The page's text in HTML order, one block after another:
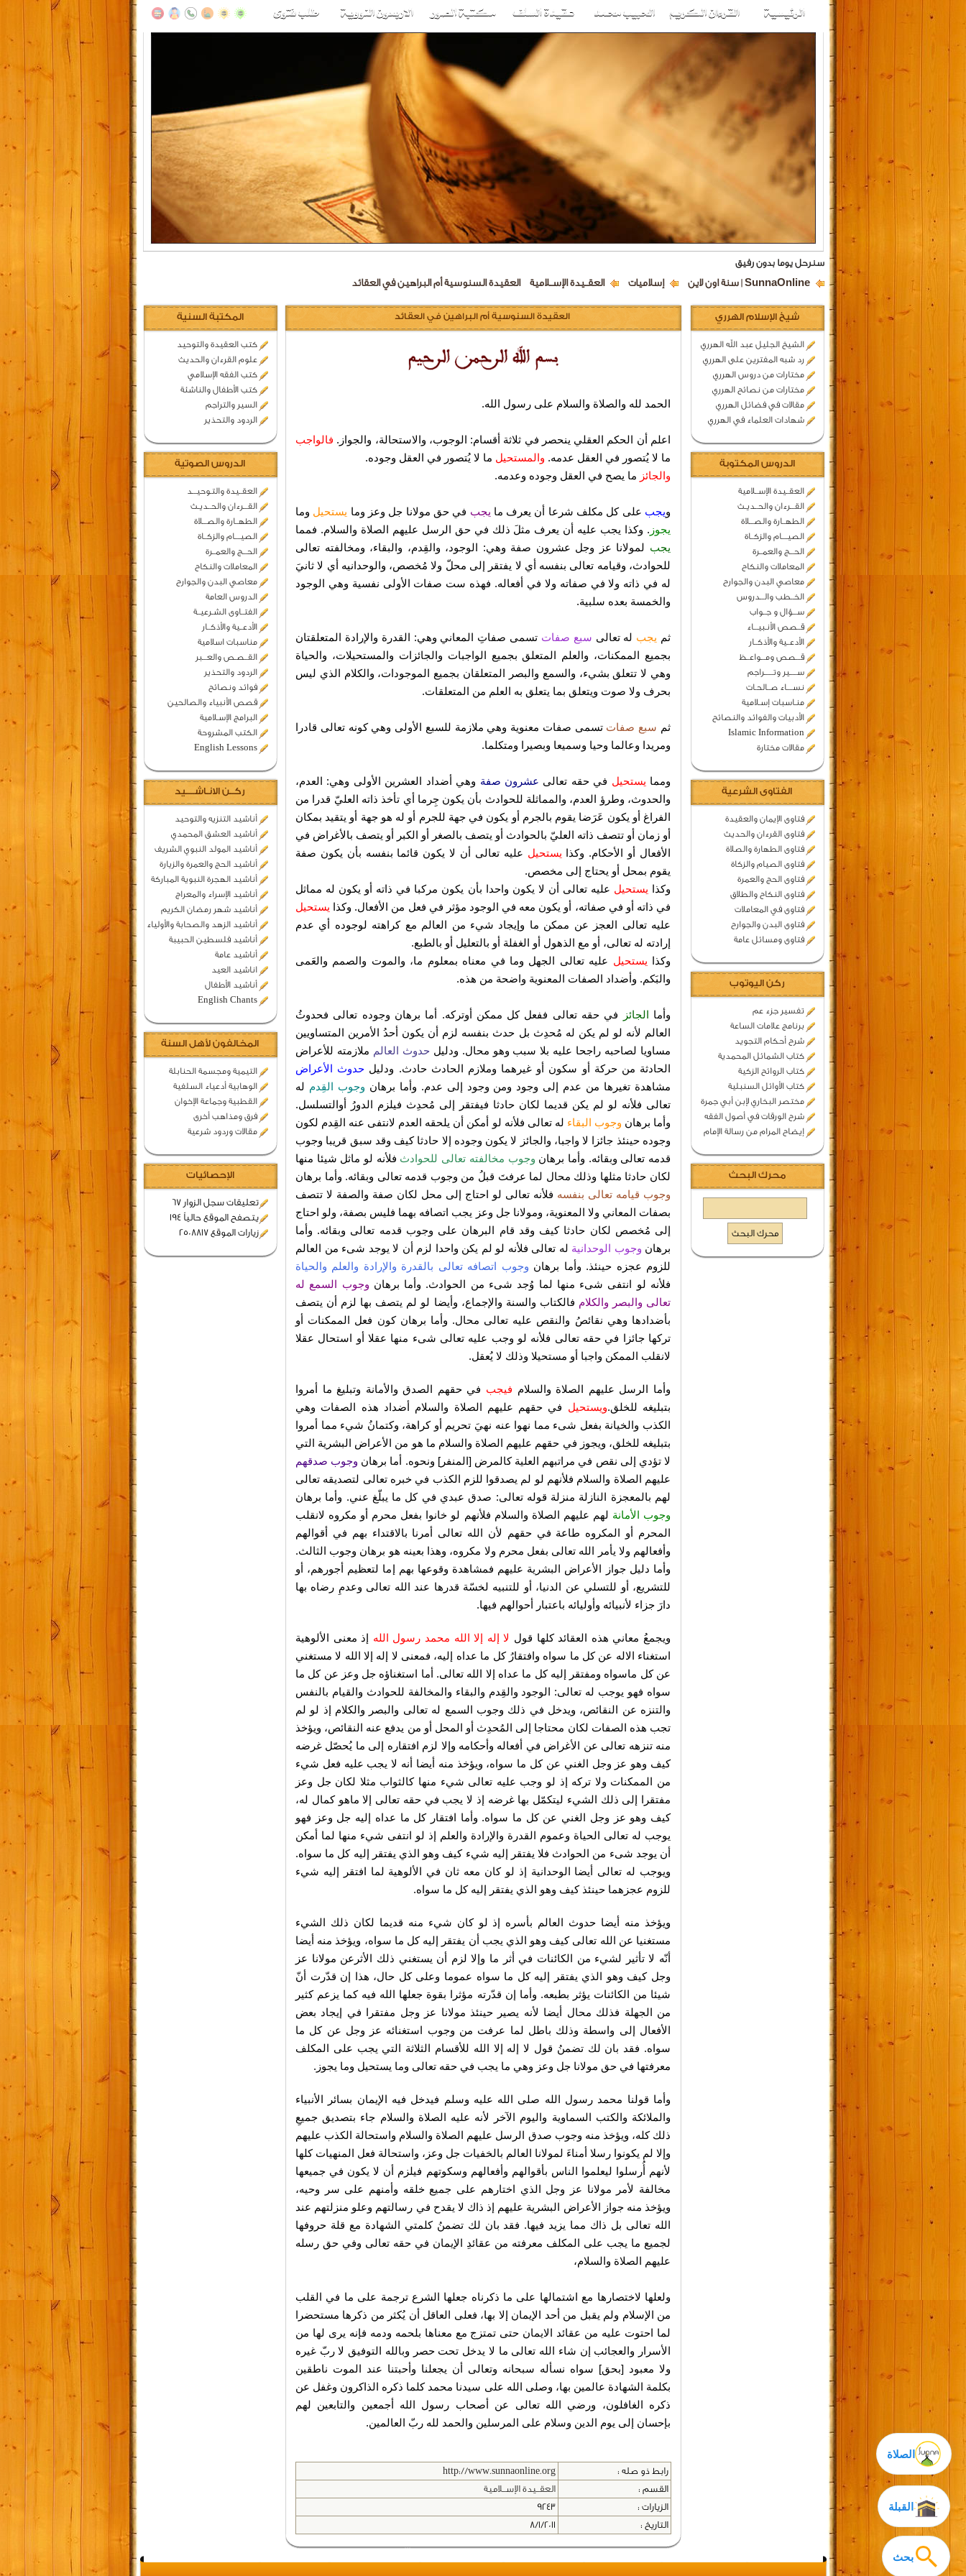
سنرحل يوما بدون رفيق
SunnaOnline | سنة اون لاين إسلاميات العقــيدة الإســلامية العقيدة السنوسية أم البراهين في العقائد
بحث
الصلاة
شيخ الإسلام الهرري
الشيخ الجليل عبد الله الهرري
رد شبه المفترين على الهرري
مختارات من دروس الهرري
مختارات من نصائح الهرري
مقالات في فضائل الهرري
شهادات العلماء في الهرري
الدروس المكتوبة
العقــيدة الإســلامية
القـــرءان والحــديـث
الطهــارة والصـــلاة
الصيــــام والزكــاة
الحـــج والعمــرة
المعاملات والنكاح
معاصي البدن والجوارح
الخــطب والـــدروس
ســـؤال و جــواب
قــصص الأنـبيـــاء
الأدعــية والأذكــار
قـــصص ومـــواعــظ
ســـــير وتــــــراجم
نســــاء صــالحـات
منـاسبات إسـلامية
الأدبيات والفوائد والنصائح
Islamic Information
مقالات مختارة
الفتاوى الشرعية
فتاوى الإيمان والعقيدة
فتاوى القرءان والحديث
فتاوى الطهارة والصلاة
فتاوى الصيام والزكاة
فتاوى الحج والعمرة
فتاوى النكاح والطلاق
فتاوى في المعاملات
فتاوى البدن والجوارح
فتاوى ومسائل عامة
ركن اليوتوب
تفسير جزء عم
برنامج علامات الساعة
شرح أحكام التجويد
كتاب الشمائل المحمدية
كتاب الروائح الزكية
كتاب الأوائل السنبلية
مختصر البخاري لإبن أبي جمرة
شرح الورقات في أصول الفقه
إيضاح المرام من رسالة الإمام
محرك البحث
القبلة
المكتبة السنية
كتب العقيدة والتوحيد
علوم القرءان والحديث
كتب الفقه الإسلامي
كتب الأطفال والناشئة
السير والتراجم
الردود والتحذير
الدروس الصوتية
العقــيدة والتـوحيـــد
القـــرءان والحــديـث
الطهــارة والصـــلاة
الصيــــام والزكــاة
الحـــج والعمــرة
المعاملات والنكاح
معاصي البدن والجوارح
الدروس العامة
الفتــاوى الشـرعيــة
الأدعــية والأذكــار
مناسبات اسلامية
القــصـص والعـــبر
الردود والتحذير
فوائد ونصائح
قصص الأنبياء والصالحين
البرامج الإسـلامية
الكتب المشروحة
English Lessons
ركــن الانـاشــــيد
أناشيد التنزيه والتوحيد
أناشيد العشق المحمدي
أناشيد المولد النبوي الشريف
أناشيد الحج والعمرة والزيارة
أناشيد الهجرة النبوية المباركة
أناشيد الإسراء والمعراج
أناشيد شهر رمضان الكريم
أناشيد الزهد والصحابة والأولياء
أناشيد فلسطين الحبيبة
أناشيد عامة
اناشيد العيد
أناشيد الأطفال
English Chants
المخالفون لأهل السنة
التيمية ومجسمة الحنابلة
الوهابية أدعياء السلفية
القطبية وجماعة الإخوان
فرق ومذاهب أخرى
مقالات وردود شرعية
الإحصائيات
تعليقات سجل الزوار 67
يتصفح الموقع حالياً 194
زيارات الموقع 2508817
العقيدة السنوسية أم البراهين في العقائد
الحمد لله والصلاة والسلام على رسول الله.
اعلم أن الحكم العقلي ينحصر في ثلاثة أقسام: الوجوب، والاستحالة، والجواز. فالواجب
ما لا يُتصور في العقل عدمه. والمستحيل ما لا يُتصور في العقل وجوده.
والجائز ما يصح في العقل وجوده وعدمه.
ويجب على كل مكلف شرعا أن يعرف ما يجب في حق مولانا جل وعز وما يستحيل وما
يجوز . وكذا يجب عليه أن يعرف مثلَ ذلك في حق الرسل عليهم الصلاة والسلام. فمما
يجب لمولانا عز وجل عشرون صفة وهي: الوجود، والقِدم، والبقاء، ومخالفته تعالى
للحوادث، وقيامه تعالى بنفسه أي لا يفتقر إلى محلّ ولا مُخصص، والوحدانيه أي لا ثانيَ
له في ذاته ولا في صفاته ولا في أفعاله. فهذه ست صفات الأولى نفسية وهي الوجود
والخمسة بعده سلبية.
ثم يجب له تعالى سبع صفات تسمى صفاتِ المعاني وهي: القدرة والإرادة المتعلقتان
بجميع الممكنات، والعلم المتعلق بجميع الواجبات والجائزات والمستحيلات، والحياة
وهي لا تتعلق بشيء، والسمع والبصر المتعلقان بجميع الموجودات، والكلام الذي ليس
بحرف ولا صوت ويتعلق بما يتعلق به العلم من المتعلقات.
ثم سبع صفات تسمى صفات معنوية وهي ملازمة للسبع الأولى وهي كونه تعالى قادرا
ومريدا وعالما وحيا وسميعا وبصيرا ومتكلما.
ومما يستحيل في حقه تعالى عشرون صفة وهي أضداد العشرين الأولى وهي: العدم،
والحدوث، وطرؤ العدم، والمماثلة للحوادث بأن يكون جِرما أي تأخذ ذاته العليّ قدرا من
الفراغ أو يكون عَرَضا يقوم بالجرم أو يكون في جهة للجرم أو له هو جهة أو يتقيد بمكان
أو زمان أو تتصف ذاته العليّ بالحوادث أو يتصف بالصغر أو الكبر أو يتصف بالأغراض في
الأفعال أو الأحكام. وكذا يستحيل عليه تعالى أن لا يكون قائما بنفسه بأن يكون صفة
يقوم بمحل أو يحتاج إلى مخصص.
وكذا يستحيل عليه تعالى أن لا يكون واحدا بأن يكون مركبا في ذاته أو يكون له مماثل
في ذاته أو في صفاته، أو يكون معه في الوجود مؤثر في فعل من الأفعال. وكذا يستحيل
عليه تعالى العجز عن ممكن ما وإيجاد شيء من العالم مع كراهته لوجوده أي عدم
إرادته له تعالى، أو مع الذهول أو الغفلة أو بالتعليل أو بالطبع.
وكذا يستحيل عليه تعالى الجهل وما في معناه بمعلوم ما، والموت والصمم والعَمى
والبَكم. وأضداد الصفات المعنوية واضحة من هذه.
وأما الجائز
في حقه تعالى ففعل كل ممكن أوتركه. أما برهان وجوده تعالى فحدوثُ
العالم لأنه لو لم يكن له مُحدِث بل حدث بنفسه لزم أن يكون أحدُ الأمرين المتساويين
مساويا لصاحبه راجحا عليه بلا سبب وهو محال. ودليل حدوث العالم ملازمته للأعراض
الحادثة من حركة أو سكون أو غيرهما وملازم الحادث حادث. ودليل حدوث الأعراض
مشاهدة تغيرها من عدم إلى وجود ومن وجود إلى عدم. وأما برهان وجوب القِدم له
تعالى فلأنه لو لم يكن قديما لكان حادثا فيفتقر إلى مُحدِث فيلزم الدورُ أوالتسلسل.
وأما برهان وجوب البقاء له تعالى فلأنه لو أمكن أن يلحقه العدم لانتفى عنه القِدم لكون
وجوده حينئذ جائزا لا واجبا، والجائز لا يكون وجوده إلا حادثا كيف وقد سبق قريبا وجوب
قدمه تعالى وبقائه. وأما برهان وجوب مخالفته تعالى للحوادث فلأنه لو ماثل شيئا منها
لكان حادثا مثلها وذلك محال لما عرفتَ قبلُ من وجوب قدمه تعالى وبقائه. وأما برهان
وجوب قيامه تعالى بنفسه فلأنه تعالى لو احتاج إلى محل لكان صفة والصفة لا تتصف
بصفات المعاني ولا المعنوية، ومولانا جل وعز يجب اتصافه بهما فليس بصفة، ولو احتاج
إلى مُخصص لكان حادثا كيف وقد قام البرهان على وجوب قدمه تعالى وبقائه. وأما
برهان وجوب الوحدانية له تعالى فلأنه لو لم يكن واحدا لزم أن لا يوجد شىء من العالم
للزوم عجزه حينئذ. وأما برهان وجوب اتصافه تعالى بالقدرة والإرادة والعلم والحياة
فلأنه لو انتفى شىء منها لما وُجد شىء من الحوادث. وأما برهان وجوب السمع له
تعالى والبصر والكلام فالكتاب والسنة والإجماع، وأيضا لو لم يتصف بها لزم أن يتصف
بأضدادها وهي نقائصُ والنقص عليه تعالى محال. وأما برهان كون فعل الممكنات أو
تركها جائزا في حقه تعالى فلأنه لو وجب عليه تعالى شىء منها عقلا أو استحال عقلا
لانقلب الممكن واجبا أو مستحيلا وذلك لا يُعقل.
وأما الرسل عليهم الصلاة والسلام فيجب في حقهم الصدق والأمانة وتبليغ ما أمروا
بتبليغه للخلق.ويستحيل في حقهم عليهم الصلاة والسلام أضداد هذه الصفات وهي
الكذب والخيانة بفعل شىء مما نهوا عنه نهيَ تحريم أو كراهة، وكتمانُ شيء مما أمروا
بتبليغه للخلق، ويجوز في حقهم عليهم الصلاة والسلام ما هو من الأعراض البشرية التي
لا تؤدي إلى نقص في مراتبهم العلية كالمرض [المنفر] ونحوه. أما برهان وجوب صدقهم
عليهم الصلاة والسلام فلأنهم لو لم يصدقوا للزم الكذب في خبره تعالى لتصديقه تعالى
لهم بالمعجزة النازلة منزلة قوله تعالى: صدق عبدي في كل ما يبلّغ عني. وأما برهان
وجوب الأمانة لهم عليهم الصلاة والسلام فلأنهم لو خانوا بفعل محرم أو مكروه لانقلب
المحرم أو المكروه طاعة في حقهم لأن الله تعالى أمرنا بالاقتداء بهم في أقوالهم
وأفعالهم ولا يأمر الله تعالى بفعل محرم ولا مكروه، وهذا بعينه هو برهان وجوب الثالث.
وأما دليل جواز الأعراض البشرية عليهم فمشاهدة وقوعها بهم إما لتعظيم أجورهم، أو
للتشريع، أو للتسلي عن الدنيا، أو للتنبيه لخسّة قدرها عند الله تعالى وعدمِ رضاه بها
دارَ جزاء لأنبيائه وأوليائه باعتبار أحوالهم فيها.
ويجمعُ معاني هذه العقائد كلها قول لا إله إلا الله محمد رسول الله إذ معنى الألوهية
استغناء الاله عن كل ما سواه وافتقارُ كل ما عداه إليه، فمعنى لا إله إلا الله لا مستغني
عن كل ماسواه ومفتقر إليه كل ما عداه إلا الله تعالى. أما استغناؤه جل وعز عن كل ما
سواه فهو يوجب له تعالى: الوجود والقِدم والبقاء والمخالفة للحوادث والقيام بالنفس
والتنزه عن النقائص، ويدخل في ذلك وجوب السمع له تعالى والبصر والكلام إذ لو لم
تجب هذه الصفات لكان محتاجا إلى المُحدِث أو المحل أو من يدفع عنه النقائص، ويؤخذ
منه تنزهه تعالى عن الأغراض في أفعاله وأحكامه وإلا لزم افتقاره إلى ما يُحصّل غرضه
كيف وهو عز وجل الغني عن كل ما سواه، ويؤخذ منه أيضا أنه لا يجب عليه فعل شيء
من الممكنات ولا تركه إذ لو وجب عليه تعالى شيء منها كالثواب مثلا لكان جل وعز
مفتقرا إلى ذلك الشيء ليتكمّل بها غرضه إذ لا يجب في حقه تعالى إلا ماهو كمال له،
كيف وهو عز وجل الغني عن كل ما سواه. وأما افتقار كل ما عداه إليه جل وعز فهو
يوجب له تعالى الحياة وعموم القدرة والإرادة والعلم إذ لو انتفى شيء منها لما أمكن
أن يوجد شىء من الحوادث فلا يفتقر إليه شيء كيف وهو الذي يفتقر إليه كل ما سواه.
ويوجب له تعالى أيضا الوحدانية إذ لو كان معه ثان في الألوهية لما افتقر إليه شيء
للزوم عجزهما حينئذ كيف وهو الذي يفتقر إليه كل ما سواه.
ويؤخذ منه أيضا حدوث العالم بأسره إذ لو كان شيء منه قديما لكان ذلك الشيء
مستغنيا عن الله تعالى كيف وهو الذي يجب أن يفتقر إليه كل ما سواه، ويؤخذ منه أيضا
أنّه لا تأثير لشيء من الكائنات في أثر ما وإلا لزم أن يستغني ذلك الأثرعن مولانا عز
وجل كيف وهو الذي يفتقر إليه كل ما سواه عموما وعلى كل حال، هذا إن قدّرت أنّ
شيئا من الكائنات يؤثر بطبعه. وأما إن قدّرته مؤثرا بقوة جعلها الله فيه كما يزعم كثير
من الجهلة فذلك محال أيضا لأنه يصير حينئذ مولانا عز وجل مفتقرا في إيجاد بعض
الأفعال إلى واسطة وذلك باطل لما عرفت من وجوب استغنائه عز وجل عن كل ما
سواه. فقد بان لك تضمنُ قول لا إله إلا الله للأقسام الثلاثة التي يجب على المكلف
معرفتها في حق مولانا جل وعز وهي ما يجب في حقه تعالى وما يستحيل وما يجوز.
وأما قولنا محمد رسول الله صلى الله عليه وسلم فيدخل فيه الإيمان بسائر الأنبياء
والملائكة والكتب السماوية واليوم الآخر لأنه عليه الصلاة والسلام جاء بتصديق جميعِ
ذلك كله، ويؤخذ منه وجوب صدق الرسل عليهم الصلاة والسلام واستحالة الكذب عليهم
وإلا لم يكونوا رسلا أمناءَ لمولانا العالم بالخفيات جل وعز، واستحالة فعل المنهيات كلها
لأنهم أُرسلوا ليعلموا الناس بأقوالهم وأفعالهم وسكوتهم فيلزم أن لا يكون في جميعها
مخالفة لأمر مولانا عز وجل الذي اختارهم على جميع خلقه وأمنهم على سر وحيه،
ويؤخذ منه جواز الأعراض البشرية عليهم إذ ذاك لا يقدح في رسالتهم وعلو منزلتهم عند
الله تعالى بل ذاك مما يزيد فيها. فقد بان لك تضمنُ كلمتي الشهادة مع قلة حروفها
لجميع ما يجب على المكلف معرفته من عقائدِ الإيمان في حقه تعالى وفي حق رسله
عليهم الصلاة والسلام،
ولعلها لاختصارها مع اشتمالها على ما ذكرناه جعلها الشرع ترجمة على ما في القلب
من الإسلام ولم يقبل من أحد الإيمان إلا بها، فعلى العاقل أن يُكثر من ذكرها مستحضرا
لما احتوت عليه من عقائد الايمان حتى تمتزج مع معناها بلحمه ودمه فإنه يرى لها من
الأسرار والعجائب إن شاء الله تعالى ما لا يدخل تحت حصر وبالله التوفيق لا ربّ غيره
ولا معبود [بحق] سواه نسأله سبحانه وتعالى أن يجعلنا وأحبتنا عند الموت ناطقين
بكلمة الشهادة عالمين بها، وصلى الله على سيدنا محمد كلما ذكره الذاكرون وغفل عن
ذكره الغافلون، ورضي الله تعالى عن أصحاب رسول الله أجمعين والتابعين لهم
بإحسان إلى يوم الدين وسلام على المرسلين والحمد لله ربّ العالمين.
رابط ذو صله :
http://www.sunnaonline.org
القسم :
العقــيدة الإســلامية
الزيارات :
9243
التاريخ :
8/1/2011